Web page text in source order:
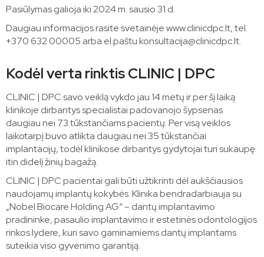
Pasiūlymas galioja iki 2024 m. sausio 31 d.
Daugiau informacijos rasite svetainėje www.clinicdpc.lt, tel.
+370 632 00005 arba el.paštukonsultacija@clinicdpc.lt.
Kodėl verta rinktis CLINIC | DPC
CLINIC | DPC savo veiklą vykdo jau 14 metų ir per šį laiką
klinikoje dirbantys specialistai padovanojo šypsenas
daugiau nei 73 tūkstančiams pacientų. Per visą veiklos
laikotarpį buvo atlikta daugiau nei 35 tūkstančiai
implantacijų, todėl klinikose dirbantys gydytojai turi sukaupę
itin didelį žinių bagažą.
CLINIC | DPC pacientai gali būti užtikrinti dėl aukščiausios
naudojamų implantų kokybės. Klinika bendradarbiauja su
„Nobel Biocare Holding AG“ – dantų implantavimo
pradininke, pasaulio implantavimo ir estetinės odontologijos
rinkos lydere, kuri savo gaminamiems dantų implantams
suteikia viso gyvenimo garantiją.